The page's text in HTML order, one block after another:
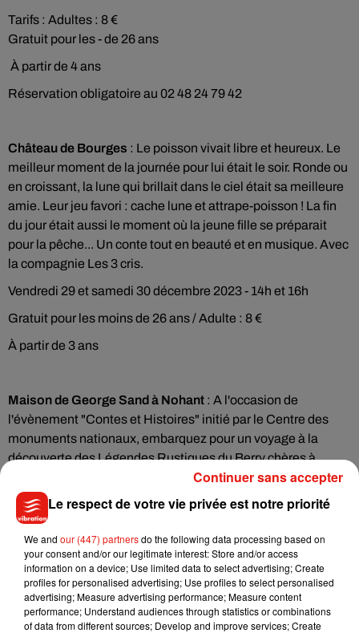
Tarifs : Adultes : 8 €
Gratuit pour les - de 26 ans
À partir de 4 ans
Réservation obligatoire au 02 48 24 79 42
Château de Bourges : Le poisson vivait libre et heureux. Le
meilleur moment de la journée pour lui était le soir. Ronde ou
en croissant, la lune qui brillait dans le ciel était sa meilleure
amie. Leur jeu favori : cache lune et attrape-poisson ! La fin
du jour était aussi le moment où la jeune fille se préparait
pour la pêche... Un conte tout en beauté et en musique. Avec
la compagnie Les 3 cris.
Vendredi 29 et samedi 30 décembre 2023 - 14h et 16h
Gratuit pour les moins de 26 ans / Adulte : 8 €
À partir de 3 ans
Maison de George Sand à Nohant : A l'occasion de
l'évènement "Contes et Histoires" initié par le Centre des
monuments nationaux, embarquez pour un voyage à la
découverte des Légendes Rustiques du Berry chères à
George et Maurice Sand. Laissez-vous guider par notre belle
et mystérieuse campagne berrichonne où se
côtoient sangliers, biches et créatures fantastiques… Un
spectacle mêlant contes, musique, chants et bruitages dans
une ambiance bienveillante et chaleureuse. Avec la
compagnie Les 2 Lucioles.
27 et 28 décembre 2023 - 15h
Gratuit pour les - 26 ans / Adulte 8 €
Le respect de votre vie privée est notre priorité
We and our (447) partnersdo the following data processing based on
your consent and/or our legitimate interest: Store and/or access
information on a device; Use limited data to select advertising; Create
profiles for personalised advertising; Use profiles to select personalised
advertising; Measure advertising performance; Measure content
performance; Understand audiences through statistics or combinations
of data from different sources; Develop and improve services; Create
Continuer sans accepter